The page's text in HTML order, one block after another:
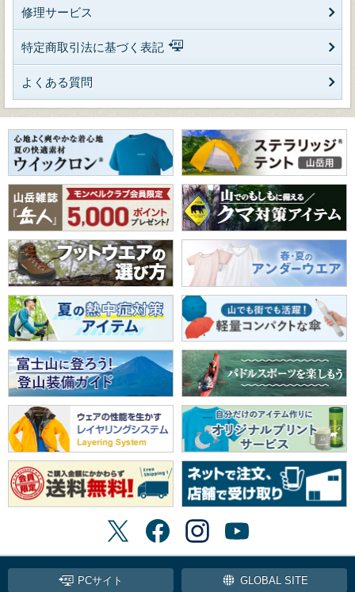
修理サービス
特定商取引法に基づく表記
よくある質問
PCサイト GLOBAL SITE